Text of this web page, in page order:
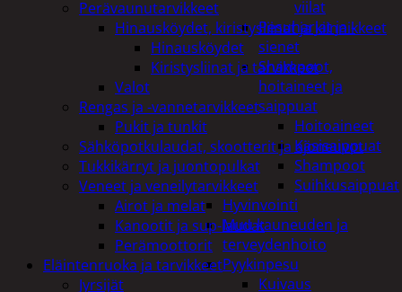
viilat
Pesuharjat ja -
sienet
Shampoot,
hoitaineet ja
saippuat
Hoitoaineet
Käsisaippuat
Shampoot
Suihkusaippuat
Hyvinvointi
Muu kauneuden ja
terveydenhoito
Pyykinpesu
Kuivaus
Perävaunutarvikkeet
Hinausköydet, kiristysliinat ja kiinnikkeet
Hinausköydet
Kiristysliinat ja tarvikkeet
Valot
Rengas ja -vannetarvikkeet
Pukit ja tunkit
Sähköpotkulaudat, skootterit ja ajoneuvot
Tukkikärryt ja juontopulkat
Veneet ja veneilytarvikkeet
Airot ja melat
Kanootit ja sup-laudat
Perämoottorit
Eläintenruoka ja tarvikkeet
Jyrsijät